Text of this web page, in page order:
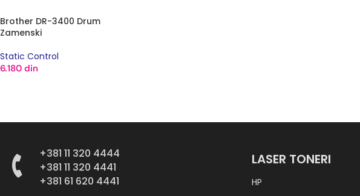
Brother DR-3400 Drum
Zamenski
Static Control
6.180 din
+381 11 320 4444
+381 11 320 4441
+381 61 620 4441
LASER TONERI
HP